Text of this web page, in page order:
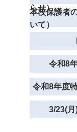
らせ）
本校保護者
いて）
令和8
令和8年度
3/23(